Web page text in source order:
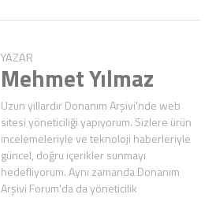
YAZAR
Mehmet Yılmaz
Uzun yıllardır Donanım Arşivi'nde web
sitesi yöneticiliği yapıyorum. Sizlere ürün
incelemeleriyle ve teknoloji haberleriyle
güncel, doğru içerikler sunmayı
hedefliyorum. Aynı zamanda Donanım
Arşivi Forum'da da yöneticilik